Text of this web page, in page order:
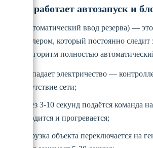
Как работает автозапуск и
АВР (автоматический ввод резерва) —
контроллером, который постоянно
сети. Алгоритм полностью
пропадает электричество —
отсутствие сети;
через 3-10 секунд подаётся команда
заводится и прогревается;
нагрузка объекта переключается на